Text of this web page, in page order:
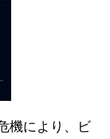
機により、ビ